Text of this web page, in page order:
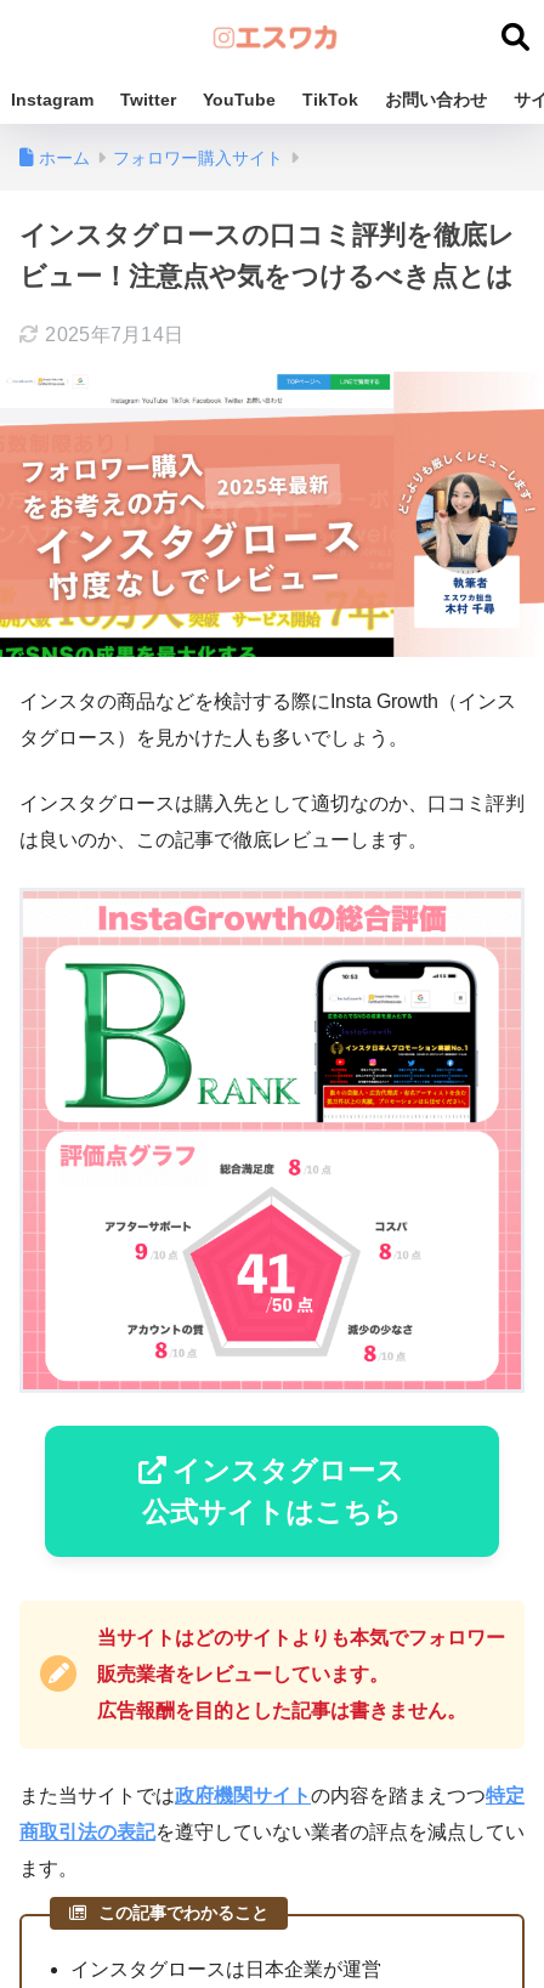
Instagram Twitter YouTube TikTok お問い合わせ サ
ホーム フォロワー購入サイト
インスタグロースの口コミ評判を徹底レ
ビュー！注意点や気をつけるべき点とは
2025年7月14日
インスタの商品などを検討する際にInsta Growth（インス
タグロース）を見かけた人も多いでしょう。
インスタグロースは購入先として適切なのか、口コミ評判
は良いのか、この記事で徹底レビューします。
インスタグロース
公式サイトはこちら
当サイトはどのサイトよりも本気でフォロワー
販売業者をレビューしています。
広告報酬を目的とした記事は書きません。
また当サイトでは政府機関サイトの内容を踏まえつつ特定
商取引法の表記を遵守していない業者の評点を減点してい
ます。
この記事でわかること
インスタグロースは日本企業が運営